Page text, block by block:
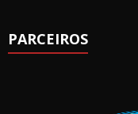
PARCEIROS